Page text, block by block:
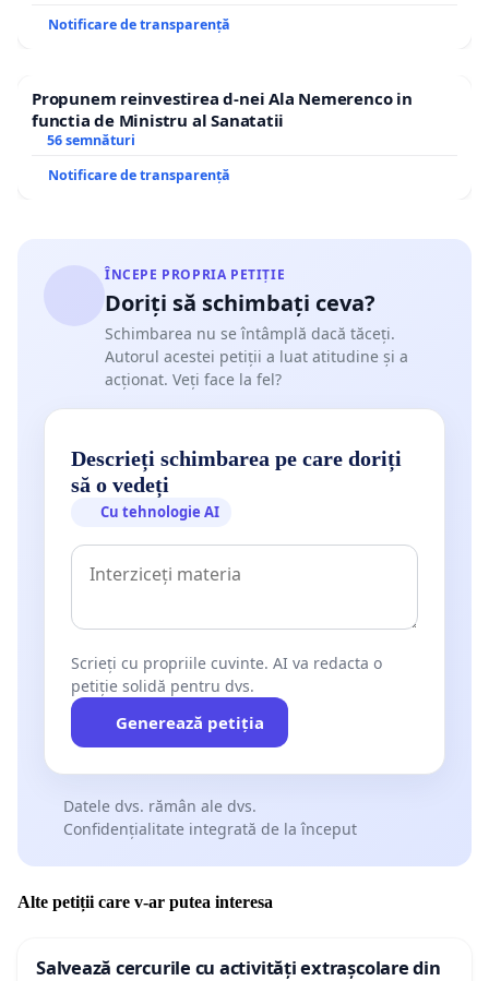
Notificare de transparență
Propunem reinvestirea d-nei Ala Nemerenco in
functia de Ministru al Sanatatii
56 semnături
Notificare de transparență
ÎNCEPE PROPRIA PETIȚIE
Doriți să schimbați ceva?
Schimbarea nu se întâmplă dacă tăceți.
Autorul acestei petiții a luat atitudine și a
acționat. Veți face la fel?
Descrieți schimbarea pe care doriți
să o vedeți
Cu tehnologie AI
Scrieți cu propriile cuvinte. AI va redacta o
petiție solidă pentru dvs.
Generează petiția
Datele dvs. rămân ale dvs.
Confidențialitate integrată de la început
Alte petiții care v-ar putea interesa
Salvează cercurile cu activități extrașcolare din